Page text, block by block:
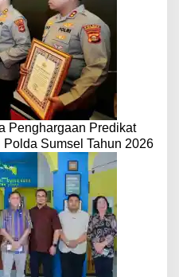
Penghargaan Predikat
Sumsel Tahun 2026